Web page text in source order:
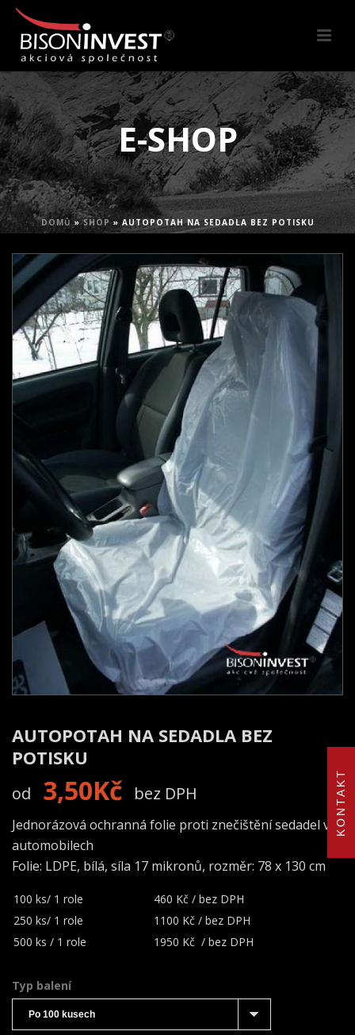
KONTAKT
E-SHOP
DOMŮ»SHOP » AUTOPOTAH NA SEDADLA BEZ POTISKU
AUTOPOTAH NA SEDADLA BEZ
POTISKU
od 3,50Kč bez DPH
Jednorázová ochranná folie proti znečištění sedadel v
automobilech
Folie: LDPE, bílá, síla 17 mikronů, rozměr: 78 x 130 cm
100 ks/ 1 role
460 Kč / bez DPH
250 ks/ 1 role
1100 Kč / bez DPH
500 ks / 1 role
1950 Kč / bez DPH
Typ balení